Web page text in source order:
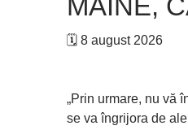
MÂINE,
🗓 8 august 2026
„Prin urmare, nu vă
se va îngrijora de